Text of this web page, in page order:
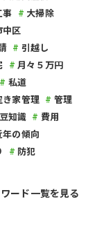
事
大掃除
中区
引越し
月々５万円
私道
き家管理
管理
豆知識
費用
年の傾向
防犯
ード一覧を見る